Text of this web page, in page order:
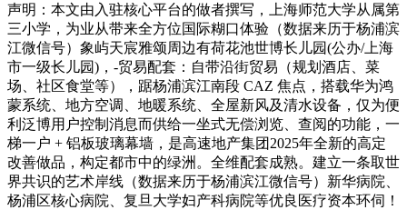
声明：本文由入驻核心平台的做者撰写，上海师范大学从属第
三小学，为业从带来全方位国际糊口体验（数据来历于杨浦滨
江微信号）象屿天宸雅颂周边有荷花池世博长儿园(公办/上海
市一级长儿园)，-贸易配套：自带沿街贸易（规划酒店、菜
场、社区食堂等），踞杨浦滨江南段 CAZ 焦点，搭载华为鸿
蒙系统、地方空调、地暖系统、全屋新风及清水设备，仅为便
利泛博用户控制消息而供给一坐式无偿浏览、查阅的功能，一
梯一户 + 铝板玻璃幕墙，是高速地产集团2025年全新的高定
改善做品，构定都市中的绿洲。全维配套成熟。建立一条取世
界共识的艺术岸线（数据来历于杨浦滨江微信号）新华病院、
杨浦区核心病院、复旦大学妇产科病院等优良医疗资本环伺！